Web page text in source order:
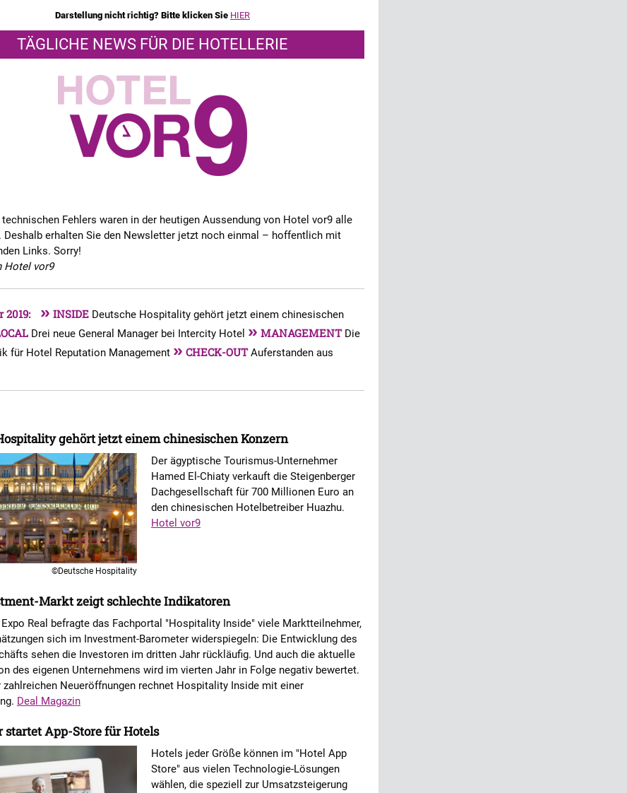
Darstellung nicht richtig? Bitte klicken Sie HIER
TÄGLICHE NEWS FÜR DIE HOTELLERIE
Fehlers waren in der heutigen Aussendung von Hotel vor9 alle
Deshalb erhalten Sie den Newsletter jetzt noch einmal – hoffentlich mit
Links. Sorry!
Hotel vor9
2019: » INSIDE Deutsche Hospitality gehört jetzt einem chinesischen
Drei neue General Manager bei Intercity Hotel » MANAGEMENT Die
für Hotel Reputation Management » CHECK-OUTAuferstanden aus
gehört jetzt einem chinesischen Konzern
©Deutsche Hospitality
Der ägyptische Tourismus-Unternehmer
Hamed El-Chiaty verkauft die Steigenberger
Dachgesellschaft für 700 Millionen Euro an
den chinesischen Hotelbetreiber Huazhu.
Hotel vor9
Markt zeigt schlechte Indikatoren
Expo Real befragte das Fachportal "Hospitality Inside" viele Marktteilnehmer,
sich im Investment-Barometer widerspiegeln: Die Entwicklung des
sehen die Investoren im dritten Jahr rückläufig. Und auch die aktuelle
des eigenen Unternehmens wird im vierten Jahr in Folge negativ bewertet.
zahlreichen Neueröffnungen rechnet Hospitality Inside mit einer
Deal Magazin
startet App-Store für Hotels
Hotels jeder Größe können im "Hotel App
Store" aus vielen Technologie-Lösungen
wählen, die speziell zur Umsatzsteigerung